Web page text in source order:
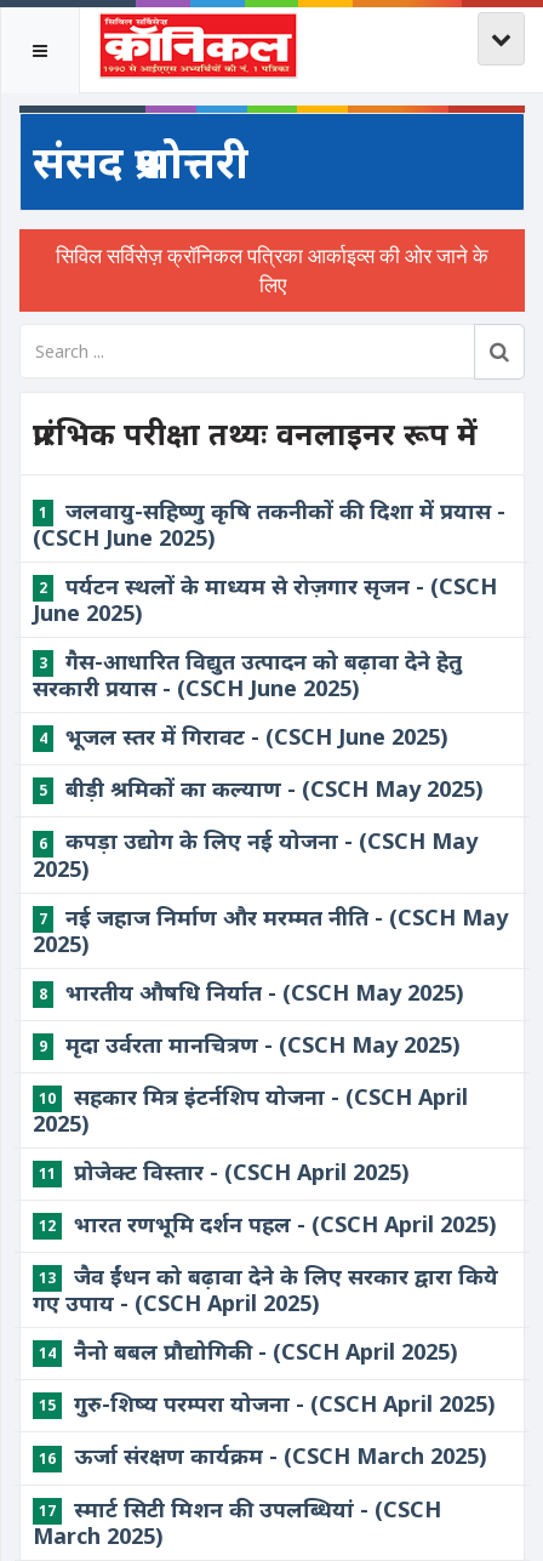
संसद प्रश्नोत्तरी
प्रारंभिक परीक्षा तथ्यः वनलाइनर रूप में
1
​जलवायु-सहिष्णु कृषि तकनीकों की दिशा में प्रयास -
(CSCH June 2025)
2
​पर्यटन स्थलों के माध्यम से रोज़गार सृजन - (CSCH
June 2025)
3
​गैस-आधारित विद्युत उत्पादन को बढ़ावा देने हेतु
सरकारी प्रयास - (CSCH June 2025)
4 ​भूजल स्तर में गिरावट - (CSCH June 2025)
5 ​बीड़ी श्रमिकों का कल्याण - (CSCH May 2025)
6
​कपड़ा उद्योग के लिए नई योजना - (CSCH May
2025)
7
​नई जहाज निर्माण और मरम्मत नीति - (CSCH May
2025)
8 ​भारतीय औषधि निर्यात - (CSCH May 2025)
9 ​मृदा उर्वरता मानचित्रण - (CSCH May 2025)
10
सहकार मित्र इंटर्नशिप योजना - (CSCH April
2025)
11 प्रोजेक्ट विस्तार - (CSCH April 2025)
12 भारत रणभूमि दर्शन पहल - (CSCH April 2025)
13
जैव ईंधन को बढ़ावा देने के लिए सरकार द्वारा किये
गए उपाय - (CSCH April 2025)
14 नैनो बबल प्रौद्योगिकी - (CSCH April 2025)
15 गुरु-शिष्य परम्परा योजना - (CSCH April 2025)
16 ऊर्जा संरक्षण कार्यक्रम - (CSCH March 2025)
17
स्मार्ट सिटी मिशन की उपलब्धियां - (CSCH
March 2025)